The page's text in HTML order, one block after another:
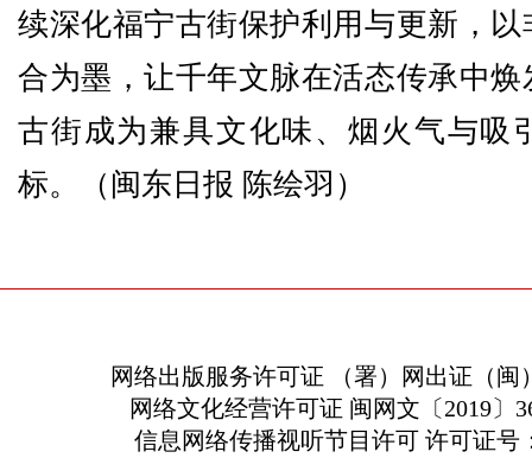
续深化福宁古街保护利用与更新，
合为墨，让千年文脉在活态传承中
古街成为兼具文化味、烟火气与吸
标。（闽东日报 陈绘羽 ）
网络出版服务许可证 （署）网出证（闽
网络文化经营许可证 闽网文〔2019〕
信息网络传播视听节目许可 许可证号